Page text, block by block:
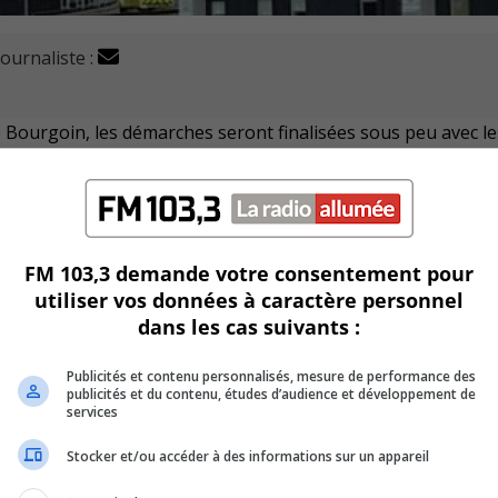
:
les démarches seront finalisées sous peu avec
dans les établissements.
santé et des services sociaux (APTS) et la Fédération
deux menacé de déclencher une grève dans les
plusieurs moyens de pression, pour dénoncer les
avec Québec qui durent depuis plus d’un an.
FM 103,3 demande votre consentement pour
utiliser vos données à caractère personnel
dans les cas suivants :
Publicités et contenu personnalisés, mesure de performance des
publicités et du contenu, études d’audience et développement de
services
Stocker et/ou accéder à des informations sur un appareil